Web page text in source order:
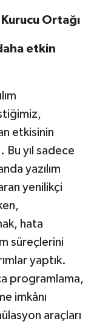
Ortağı
etkin
etkisinin
Bu yıl sadece
yazılım
yenilikçi
hata
süreçlerini
yaptık.
programlama,
imkânı
araçları